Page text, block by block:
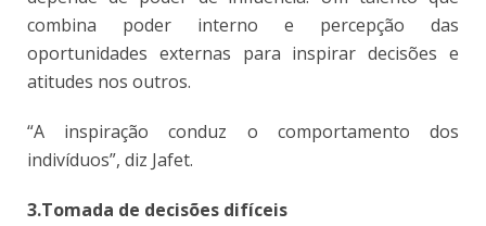
combina poder interno e percepção das
oportunidades externas para inspirar decisões e
atitudes nos outros.
“A inspiração conduz o comportamento dos
indivíduos”, diz Jafet.
3.Tomada de decisões difíceis